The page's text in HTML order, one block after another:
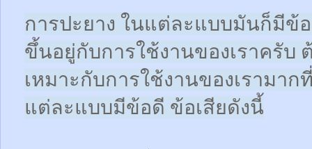
การปะยาง ในแต่ละแบบมันก็มีข้
ขึ้นอยู่กับการใช้งานของเราครับ
เหมาะกับการใช้งานของเรามา
แต่ละแบบมีข้อดี ข้อเสียดังนี้